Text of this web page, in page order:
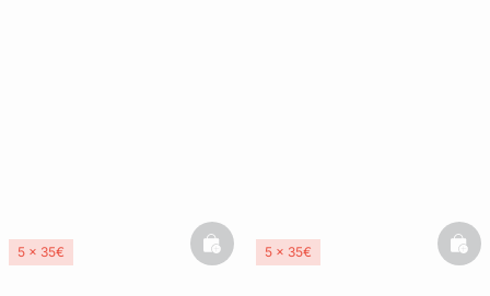
5 x 35€
basketfull5 x 35€